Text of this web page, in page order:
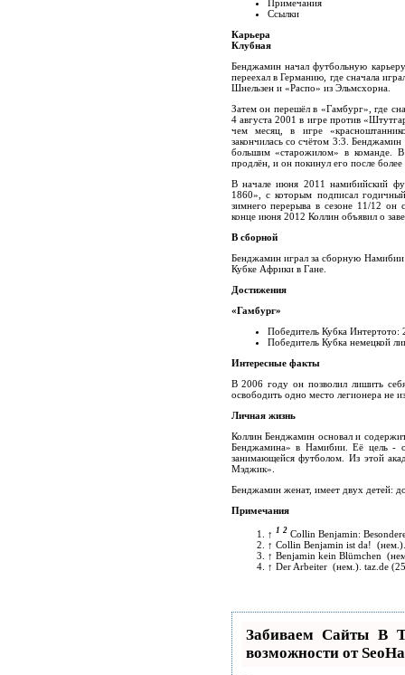
Примечания
Ссылки
Карьера
Клубная
Бенджамин начал футбольную
переехал в Германию, где сначала
Шнельзен и «Распо» из Эльмсхорна.
Затем он перешёл в «Гамбург», где
4 августа 2001 в игре против
чем месяц, в игре
закончилась со счётом 3:3.
большим «старожилом» в команде.
продлён, и он покинул его после
В начале июня 2011 намибийский
1860», с которым подписал
зимнего перерыва в сезоне 11/12
конце июня 2012 Коллин объявил о
В сборной
Бенджамин играл за сборную
Кубке Африки в Гане.
Достижения
«Гамбург»
Победитель Кубка Интертото:
Победитель Кубка немецкой
Интересные факты
В 2006 году он позволил лишить
освободить одно место легионера не
Личная жизнь
Коллин Бенджамин основал и
Бенджамина» в Намибии. Её цель -
занимающейся футболом. Из этой
Мэджик».
Бенджамин женат, имеет двух детей:
Примечания
↑ 1 2 Collin Benjamin:
↑ Collin Benjamin ist da! (нем.)
↑ Benjamin kein Blümchen
↑ Der Arbeiter (нем.). taz.de
Забиваем Сайты
возможности от